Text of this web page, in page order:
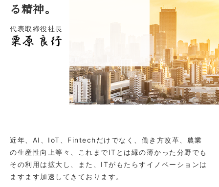
る精神。
代表取締役社長
近年、AI、IoT、Fintechだけでなく、働き方改革、農業
の生産性向上等々、これまでITとは縁の薄かった分野でも
その利用は拡大し、また、ITがもたらすイノベーションは
ますます加速してきております。